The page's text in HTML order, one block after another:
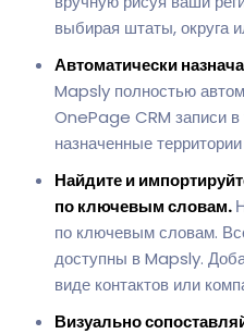
выбирая штаты, округа
Автоматически
Mapsly полностью
OnePage CRM записи в
назначенные
Найдите и
по ключевым словам.
по ключевым словам.
доступны в Mapsly.
виде контактов или
Визуально